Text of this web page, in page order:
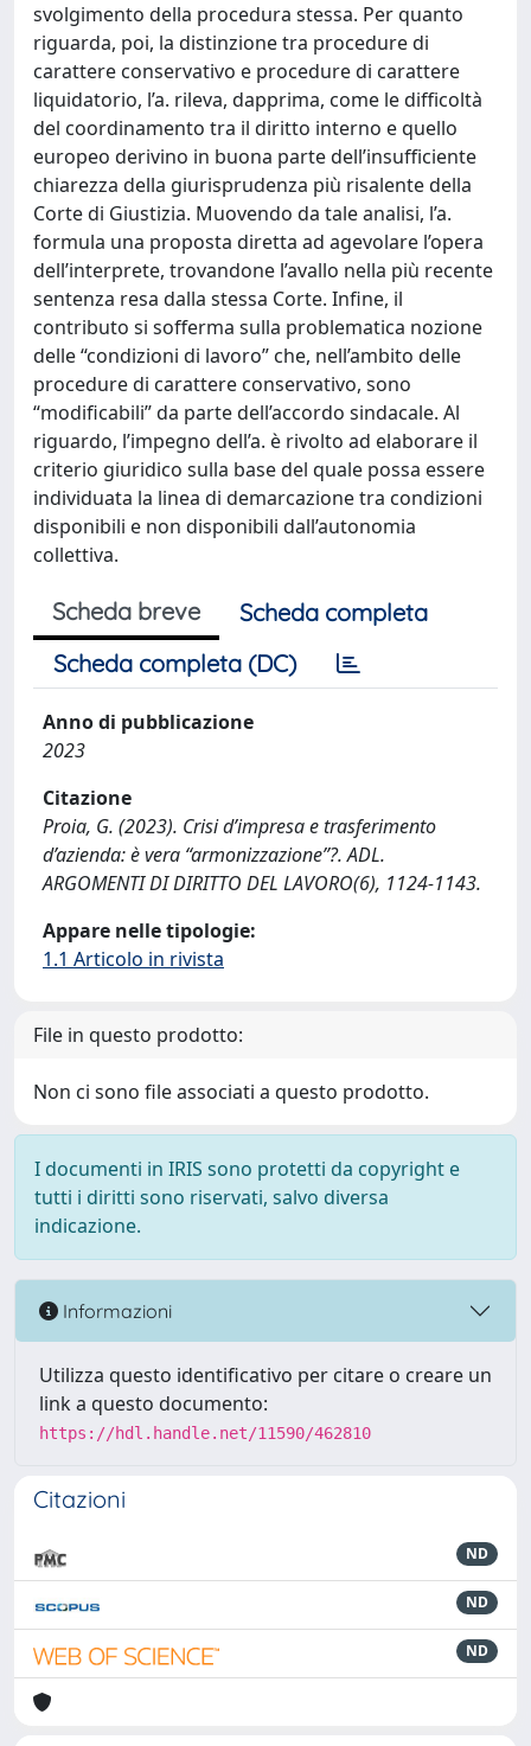
svolgimento della procedura stessa. Per quanto
riguarda, poi, la distinzione tra procedure di
carattere conservativo e procedure di carattere
liquidatorio, l’a. rileva, dapprima, come le difficoltà
del coordinamento tra il diritto interno e quello
europeo derivino in buona parte dell’insufficiente
chiarezza della giurisprudenza più risalente della
Corte di Giustizia. Muovendo da tale analisi, l’a.
formula una proposta diretta ad agevolare l’opera
dell’interprete, trovandone l’avallo nella più recente
sentenza resa dalla stessa Corte. Infine, il
contributo si sofferma sulla problematica nozione
delle “condizioni di lavoro” che, nell’ambito delle
procedure di carattere conservativo, sono
“modificabili” da parte dell’accordo sindacale. Al
riguardo, l’impegno dell’a. è rivolto ad elaborare il
criterio giuridico sulla base del quale possa essere
individuata la linea di demarcazione tra condizioni
disponibili e non disponibili dall’autonomia
collettiva.
Scheda breve
Scheda completa
Scheda completa (DC)
Anno di pubblicazione
2023
Citazione
Proia, G. (2023). Crisi d’impresa e trasferimento
d’azienda: è vera “armonizzazione”?. ADL.
ARGOMENTI DI DIRITTO DEL LAVORO(6), 1124-1143.
Appare nelle tipologie:
1.1 Articolo in rivista
File in questo prodotto:
Non ci sono file associati a questo prodotto.
I documenti in IRIS sono protetti da copyright e
tutti i diritti sono riservati, salvo diversa
indicazione.
Informazioni
Utilizza questo identificativo per citare o creare un
link a questo documento:
https://hdl.handle.net/11590/462810
Citazioni
ND
ND
ND